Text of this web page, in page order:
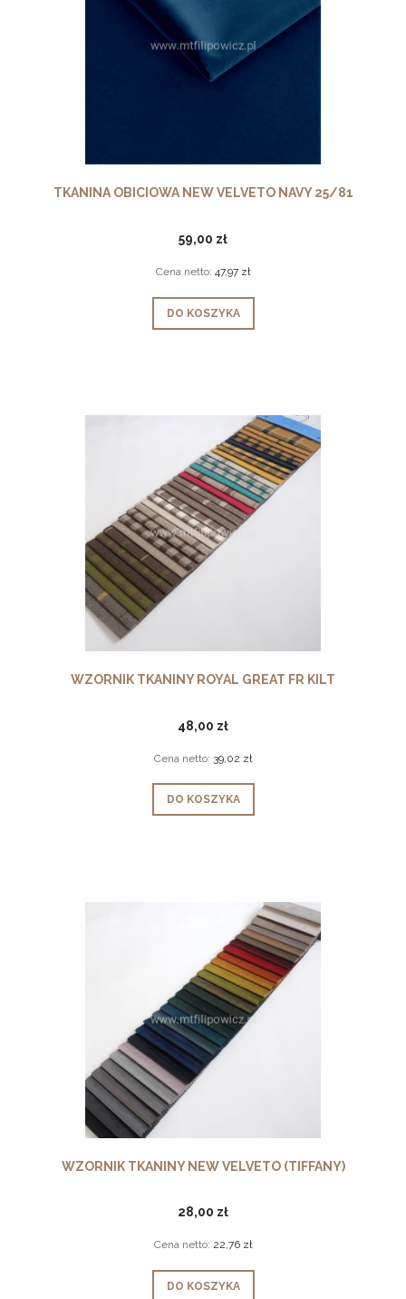
TKANINA OBICIOWA NEW VELVETO NAVY 25/81
59,00 zł
Cena netto: 47,97 zł
DO KOSZYKA
WZORNIK TKANINY ROYAL GREAT FR KILT
48,00 zł
Cena netto: 39,02 zł
DO KOSZYKA
WZORNIK TKANINY NEW VELVETO (TIFFANY)
28,00 zł
Cena netto: 22,76 zł
DO KOSZYKA